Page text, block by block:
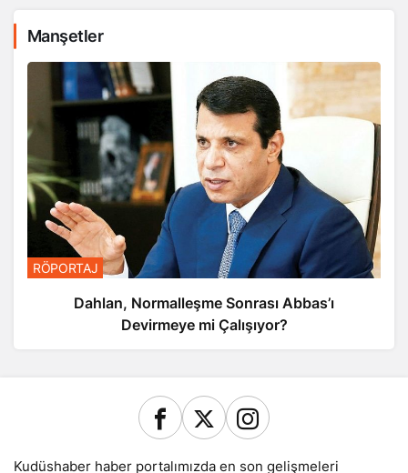
Manşetler
RÖPORTAJ
Dahlan, Normalleşme Sonrası Abbas’ı
Devirmeye mi Çalışıyor?
Kudüshaber haber portalımızda en son gelişmeleri